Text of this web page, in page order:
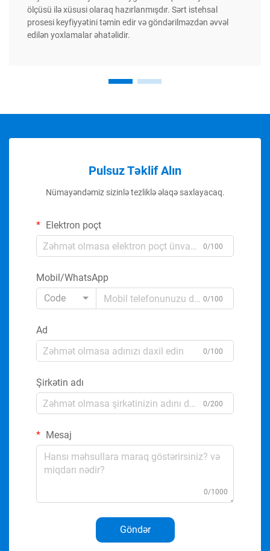
ölçüsü ilə xüsusi olaraq hazırlanmışdır. Sərt istehsal
prosesi keyfiyyətini təmin edir və göndərilməzdən əvvəl
edilən yoxlamalar əhatəlidir.
Pulsuz Təklif Alın
Nümayəndəmiz sizinlə tezliklə əlaqə saxlayacaq.
Elektron poçt
0/100
Mobil/WhatsApp
Code
0/100
Ad
0/100
Şirkətin adı
0/200
Mesaj
0/1000
Göndər